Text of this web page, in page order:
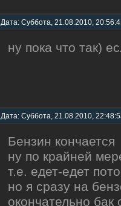
Дата: Суббота, 21.08.2010,
ну пока что так)
Дата: Суббота, 21.08.2010,
Бензин кончается
ну по крайней
т.е. едет-едет
но я сразу на
окончательно бак